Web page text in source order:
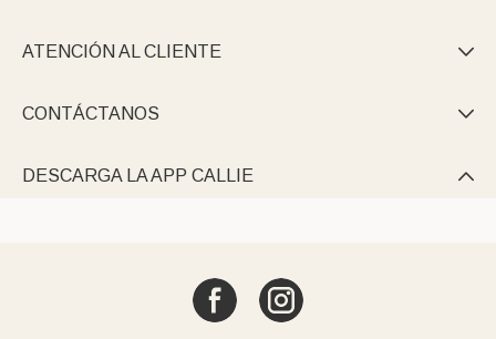
ATENCIÓN AL CLIENTE 
CONTÁCTANOS 
DESCARGA LA APP CALLIE 